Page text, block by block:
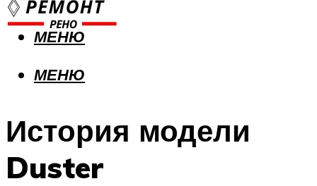
МЕНЮ
МЕНЮ
История модели
Duster